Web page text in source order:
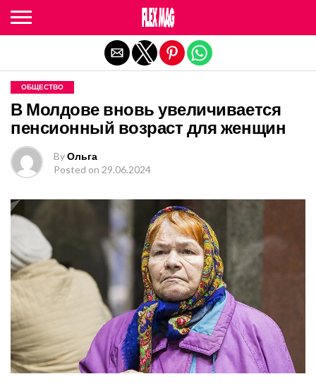
ОБЩЕСТВО
В Молдове вновь увеличивается
пенсионный возраст для женщин
ByОльга
Posted on 29.06.2024
Exit mobile version